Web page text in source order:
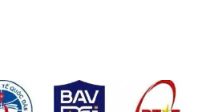
dẫn năm 2026